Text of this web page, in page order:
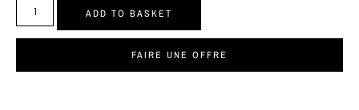
ADD TO BASKET
FAIRE UNE OFFRE